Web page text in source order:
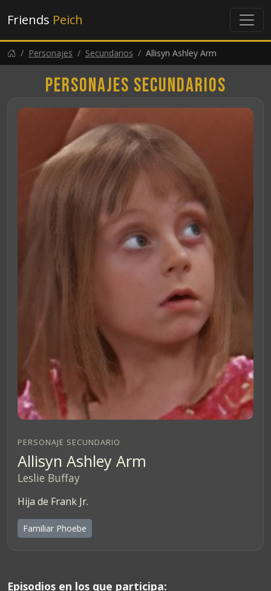
Friends Peich
Personajes Secundarios Allisyn Ashley Arm
Personajes secundarios
PERSONAJE SECUNDARIO
Allisyn Ashley Arm
Leslie Buffay
Hija de Frank Jr.
Familiar Phoebe
Episodios en los que participa: